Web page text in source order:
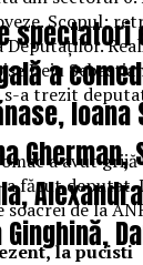
Scopul:
Deputaților.
Deju
a trezit
a avut grijă
făcut deputat.
de la
la pucisti
a
Ioana